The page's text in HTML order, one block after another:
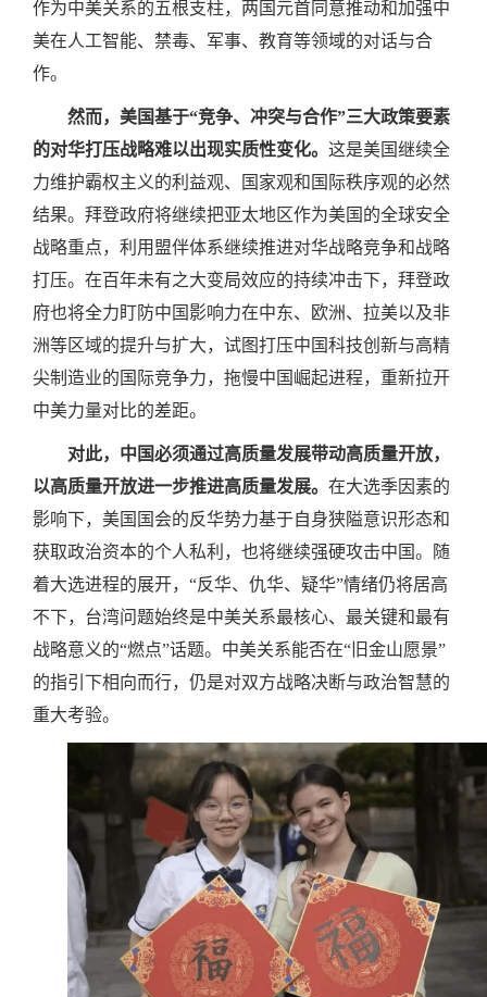
作为中美关系的五根支柱，两国元首同意推动和加强中
美在人工智能、禁毒、军事、教育等领域的对话与合
作。
然而，美国基于“竞争、冲突与合作”三大政策要素
的对华打压战略难以出现实质性变化。 这是美国继续全
力维护霸权主义的利益观、国家观和国际秩序观的必然
结果。拜登政府将继续把亚太地区作为美国的全球安全
战略重点，利用盟伴体系继续推进对华战略竞争和战略
打压。在百年未有之大变局效应的持续冲击下，拜登政
府也将全力盯防中国影响力在中东、欧洲、拉美以及非
洲等区域的提升与扩大，试图打压中国科技创新与高精
尖制造业的国际竞争力，拖慢中国崛起进程，重新拉开
中美力量对比的差距。
对此，中国必须通过高质量发展带动高质量开放，
以高质量开放进一步推进高质量发展。 在大选季因素的
影响下，美国国会的反华势力基于自身狭隘意识形态和
获取政治资本的个人私利，也将继续强硬攻击中国。随
着大选进程的展开，“反华、仇华、疑华”情绪仍将居高
不下，台湾问题始终是中美关系最核心、最关键和最有
战略意义的“燃点”话题。中美关系能否在“旧金山愿景”
的指引下相向而行，仍是对双方战略决断与政治智慧的
重大考验。